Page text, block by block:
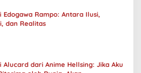
Edogawa Rampo: Antara Ilusi,
dan Realitas
Alucard dari Anime Hellsing: Jika Aku